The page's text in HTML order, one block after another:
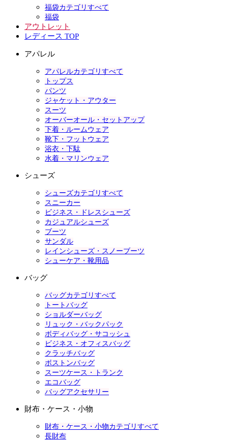
福袋カテゴリすべて
福袋
アウトレット
レディース TOP
アパレル
アパレルカテゴリすべて
トップス
パンツ
ジャケット・アウター
スーツ
オーバーオール・セットアップ
下着・ルームウェア
靴下・フットウェア
浴衣・下駄
水着・マリンウェア
シューズ
シューズカテゴリすべて
スニーカー
ビジネス・ドレスシューズ
カジュアルシューズ
ブーツ
サンダル
レインシューズ・スノーブーツ
シューケア・靴用品
バッグ
バッグカテゴリすべて
トートバッグ
ショルダーバッグ
リュック・バックパック
ボディバッグ・サコッシュ
ビジネス・オフィスバッグ
クラッチバッグ
ボストンバッグ
スーツケース・トランク
エコバッグ
バッグアクセサリー
財布・ケース・小物
財布・ケース・小物カテゴリすべて
長財布